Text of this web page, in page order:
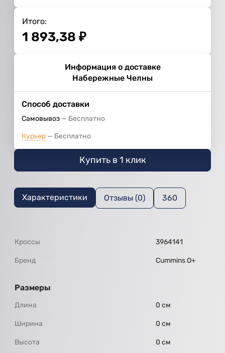
Итого:
1 893,38 ₽
Информация о доставке
Набережные Челны
Способ доставки
Самовывоз Бесплатно
Курьер Бесплатно
Купить в 1 клик
Характеристики Отзывы (0) 360
Кроссы 3964141
Бренд Cummins O+
Размеры
Длина 0 см
Ширина 0 см
Высота 0 см